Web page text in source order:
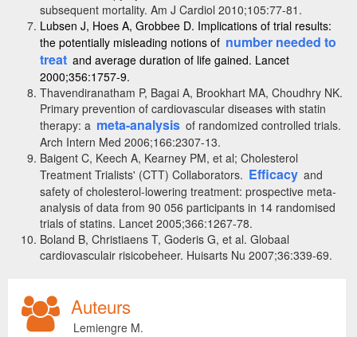
subsequent mortality. Am J Cardiol 2010;105:77-81.
Lubsen J, Hoes A, Grobbee D. Implications of trial results:
the potentially misleading notions of number needed to
treat and average duration of life gained. Lancet
2000;356:1757-9.
Thavendiranatham P, Bagai A, Brookhart MA, Choudhry NK.
Primary prevention of cardiovascular diseases with statin
therapy: a meta-analysis of randomized controlled trials.
Arch Intern Med 2006;166:2307-13.
Baigent C, Keech A, Kearney PM, et al; Cholesterol
Treatment Trialists' (CTT) Collaborators. Efficacy and
safety of cholesterol-lowering treatment: prospective meta-
analysis of data from 90 056 participants in 14 randomised
trials of statins. Lancet 2005;366:1267-78.
Boland B, Christiaens T, Goderis G, et al. Globaal
cardiovasculair risicobeheer. Huisarts Nu 2007;36:339-69.
Auteurs
Lemiengre M.